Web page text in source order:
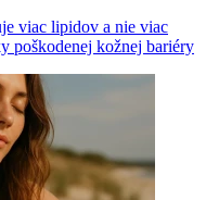
viac lipidov a nie viac
poškodenej kožnej bariéry